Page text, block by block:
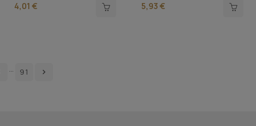
4,01 €
5,93 €
… 91 